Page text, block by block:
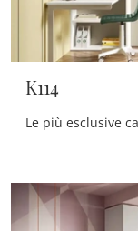
K114